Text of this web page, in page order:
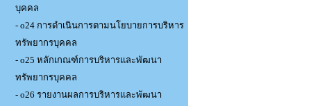
บุคคล
- o24 การดำเนินการตามนโยบายการบริหาร
ทรัพยากรบุคคล
- o25 หลักเกณฑ์การบริหารและพัฒนา
ทรัพยากรบุคคล
- o26 รายงานผลการบริหารและพัฒนา